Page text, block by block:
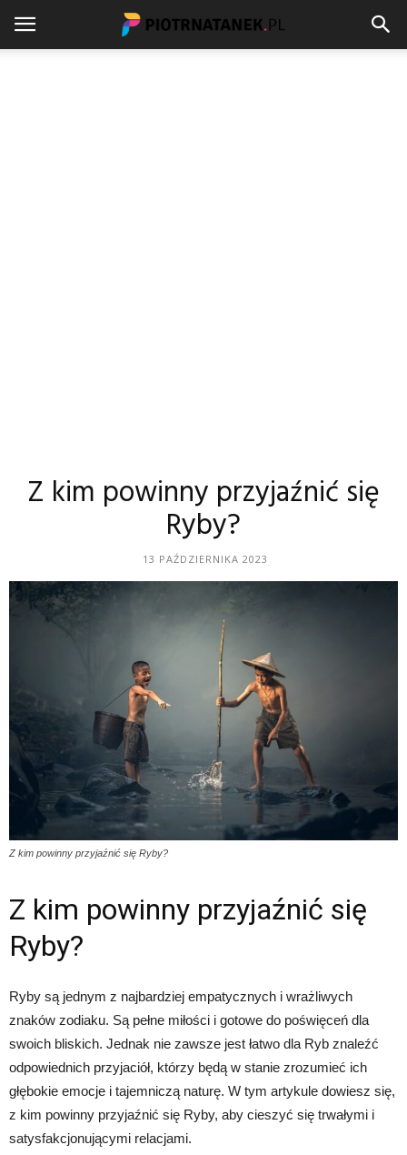
Z kim powinny przyjaźnić się
Ryby?
13 PAŹDZIERNIKA 2023
Z kim powinny przyjaźnić się Ryby?
Z kim powinny przyjaźnić się
Ryby?
Ryby są jednym z najbardziej empatycznych i wrażliwych
znaków zodiaku. Są pełne miłości i gotowe do poświęceń dla
swoich bliskich. Jednak nie zawsze jest łatwo dla Ryb znaleźć
odpowiednich przyjaciół, którzy będą w stanie zrozumieć ich
głębokie emocje i tajemniczą naturę. W tym artykule dowiesz się,
z kim powinny przyjaźnić się Ryby, aby cieszyć się trwałymi i
satysfakcjonującymi relacjami.